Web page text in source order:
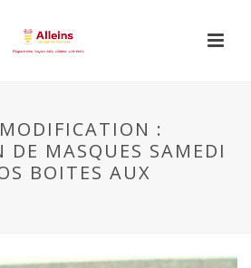
:
MASQUES SAMEDI
BOITES AUX